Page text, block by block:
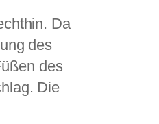
Da
des
des
Die